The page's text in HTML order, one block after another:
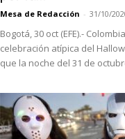
Mesa de Redacción - 31/10/
Bogotá, 30 oct (EFE).-
celebración atípica del
que la noche del 31 de